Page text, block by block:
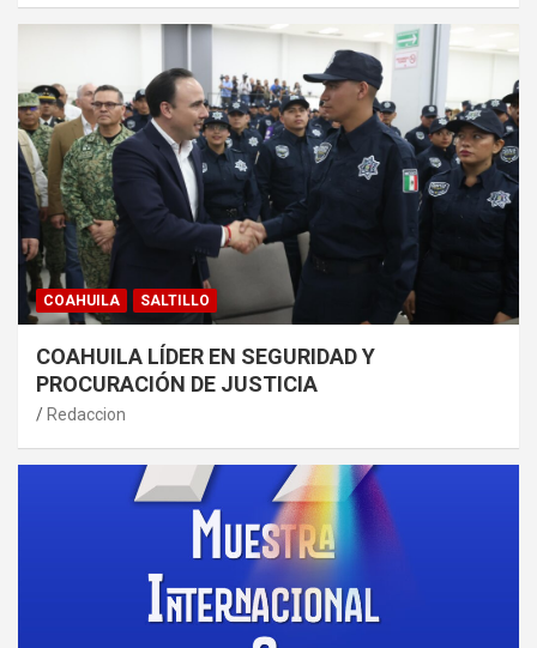
COAHUILA SALTILLO
COAHUILA LÍDER EN SEGURIDAD Y
PROCURACIÓN DE JUSTICIA
Redaccion